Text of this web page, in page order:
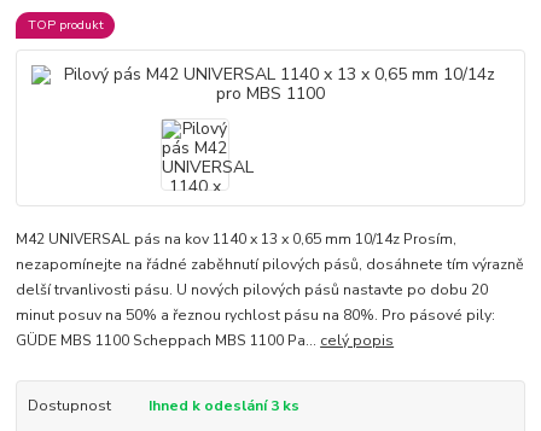
TOP produkt
M42 UNIVERSAL pás na kov 1140 x 13 x 0,65 mm 10/14z Prosím,
nezapomínejte na řádné zaběhnutí pilových pásů, dosáhnete tím výrazně
delší trvanlivosti pásu. U nových pilových pásů nastavte po dobu 20
minut posuv na 50% a řeznou rychlost pásu na 80%. Pro pásové pily:
GÜDE MBS 1100 Scheppach MBS 1100 Pa... celý popis
Dostupnost Ihned k odeslání 3 ks